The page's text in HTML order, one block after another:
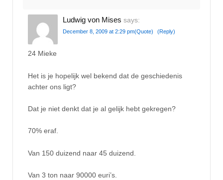
Ludwig von Mises says:
December 8, 2009 at 2:29 pm(Quote) (Reply)
24 Mieke
Het is je hopelijk wel bekend dat de geschiedenis
achter ons ligt?
Dat je niet denkt dat je al gelijk hebt gekregen?
70% eraf.
Van 150 duizend naar 45 duizend.
Van 3 ton naar 90000 euri’s.